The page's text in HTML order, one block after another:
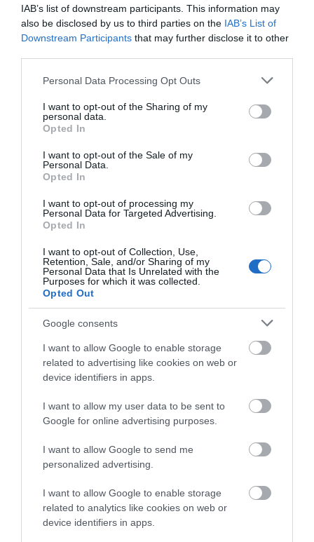
IAB’s list of downstream participants. This information may
also be disclosed by us to third parties on the IAB’s List of
Downstream Participants that may further disclose it to other
Please note that this website/app uses one or more Google
not limited to your visit or usage behaviour. You may click to
grant or deny consent to Google and its third-party tags to
use your data for below specified purposes in below Google
consent section.
Personal Data Processing Opt Outs
I want to opt-out of the Sharing of my
personal data.
Opted In
I want to opt-out of the Sale of my
Personal Data.
Opted In
I want to opt-out of processing my
Personal Data for Targeted Advertising.
Opted In
I want to opt-out of Collection, Use,
Retention, Sale, and/or Sharing of my
Personal Data that Is Unrelated with the
Purposes for which it was collected.
Opted Out
Google consents
I want to allow Google to enable storage
related to advertising like cookies on web or
device identifiers in apps.
I want to allow my user data to be sent to
Google for online advertising purposes.
I want to allow Google to send me
personalized advertising.
I want to allow Google to enable storage
related to analytics like cookies on web or
device identifiers in apps.
Προτεινόμενα άρθρα
ΣΥΓΚΛΟΝΙΣΤΙΚΟΣ ΑΠΟΧΑΙΡΕΤΙΣΜΟΣ ΣΤΗ
ΚΑΠΕΤΑΝ ΑΝΤΩΝΗ ΒΙΔΑΛΗ
Απαράδεκτη εμπειρία στη Ραφήνα. Φωτογραφίες από